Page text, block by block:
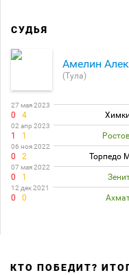
СУДЬЯ
Амелин
(Тула)
27 мая 2023
0 4 Химки
02 апр 2023
1 1
06 ноя 2022
0 2 Торпедо
07 мая 2022
0 1
12 дек 2021
0 0
КТО ПОБЕДИТ?